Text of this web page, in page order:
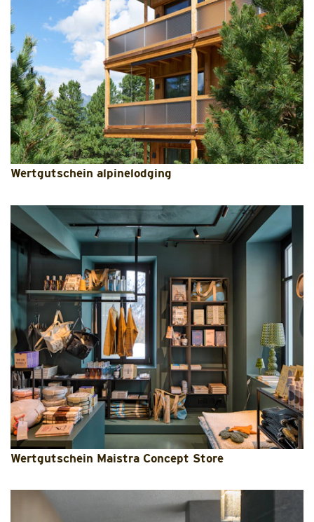
Wertgutschein alpinelodging
Wertgutschein Maistra Concept Store